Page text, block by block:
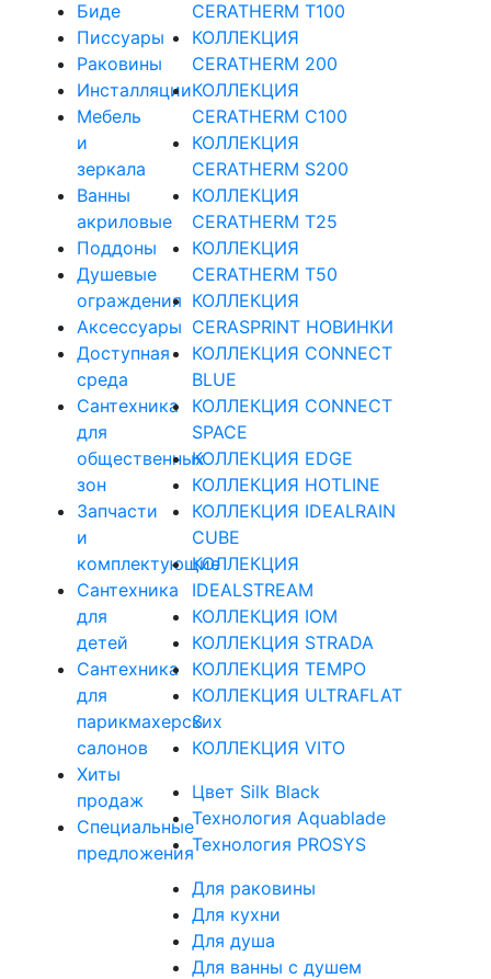
Биде
Писсуары
Раковины
Инсталляции
Мебель
и
зеркала
Ванны
акриловые
Поддоны
Душевые
ограждения
Аксессуары
Доступная
среда
Cантехника
для
общественных
зон
Запчасти
и
комплектующие
Сантехника
для
детей
Сантехника
для
парикмахерских
салонов
Хиты
продаж
Специальные
предложения
CERATHERM T100
КОЛЛЕКЦИЯ
CERATHERM 200
КОЛЛЕКЦИЯ
CERATHERM C100
КОЛЛЕКЦИЯ
CERATHERM S200
КОЛЛЕКЦИЯ
CERATHERM T25
КОЛЛЕКЦИЯ
CERATHERM T50
КОЛЛЕКЦИЯ
CERASPRINT НОВИНКИ
КОЛЛЕКЦИЯ CONNECT
BLUE
КОЛЛЕКЦИЯ CONNECT
SPACE
КОЛЛЕКЦИЯ EDGE
КОЛЛЕКЦИЯ HOTLINE
КОЛЛЕКЦИЯ IDEALRAIN
CUBE
КОЛЛЕКЦИЯ
IDEALSTREAM
КОЛЛЕКЦИЯ IOM
КОЛЛЕКЦИЯ STRADA
КОЛЛЕКЦИЯ TEMPO
КОЛЛЕКЦИЯ ULTRAFLAT
S
КОЛЛЕКЦИЯ VITO
Цвет Silk Black
Технология Aquablade
Технология PROSYS
Для раковины
Для кухни
Для душа
Для ванны с душем